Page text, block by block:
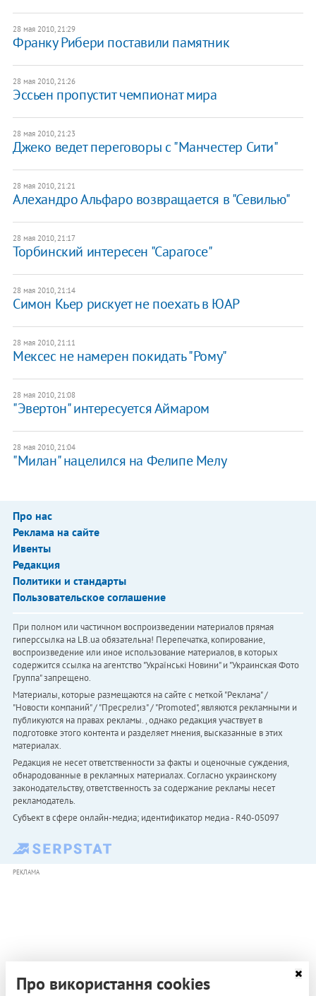
28 мая 2010, 21:29
Франку Рибери поставили памятник
28 мая 2010, 21:26
Эссьен пропустит чемпионат мира
28 мая 2010, 21:23
Джеко ведет переговоры с "Манчестер Сити"
28 мая 2010, 21:21
Алехандро Альфаро возвращается в "Севилью"
28 мая 2010, 21:17
Торбинский интересен "Сарагосе"
28 мая 2010, 21:14
Симон Кьер рискует не поехать в ЮАР
28 мая 2010, 21:11
Мексес не намерен покидать "Рому"
28 мая 2010, 21:08
"Эвертон" интересуется Аймаром
28 мая 2010, 21:04
"Милан" нацелился на Фелипе Мелу
Про нас
Реклама на сайте
Ивенты
Редакция
Политики и стандарты
Пользовательское соглашение
При полном или частичном воспроизведении материалов прямая
гиперссылка на LB.ua обязательна! Перепечатка, копирование,
воспроизведение или иное использование материалов, в которых
содержится ссылка на агентство "Українськi Новини" и "Украинская Фото
Группа" запрещено.
Материалы, которые размещаются на сайте с меткой "Реклама" /
"Новости компаний" / "Пресрелиз" / "Promoted", являются рекламными и
публикуются на правах рекламы. , однако редакция участвует в
подготовке этого контента и разделяет мнения, высказанные в этих
материалах.
Редакция не несет ответственности за факты и оценочные суждения,
обнародованные в рекламных материалах. Согласно украинскому
законодательству, ответственность за содержание рекламы несет
рекламодатель.
Субъект в сфере онлайн-медиа; идентификатор медиа - R40-05097
РЕКЛАМА
Про використання cookies